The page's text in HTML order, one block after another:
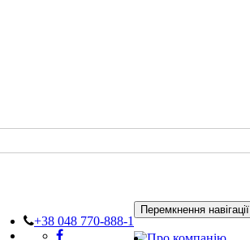
+38 048 770-888-1
Перемкнення навігації